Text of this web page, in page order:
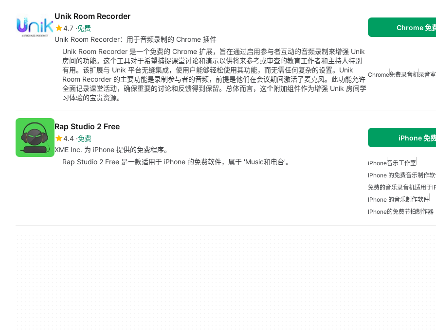
Unik Room Recorder
4.7 免费
Unik Room Recorder：用于音频录制的 Chrome 插件
Chrome 免
Unik Room Recorder 是一个免费的 Chrome 扩展，旨在通过启用参与者互动的音频录制来增强 Unik
房间的功能。这个工具对于希望捕捉课堂讨论和演示以供将来参考或审查的教育工作者和主持人特别
有用。该扩展与 Unik 平台无缝集成，使用户能够轻松使用其功能，而无需任何复杂的设置。Unik
Room Recorder 的主要功能是录制参与者的音频，前提是他们在会议期间激活了麦克风。此功能允许
全面记录课堂活动，确保重要的讨论和反馈得到保留。总体而言，这个附加组件作为增强 Unik 房间学
习体验的宝贵资源。
Chrome免费录音机录音
Rap Studio 2 Free
4.4 免费
XME Inc. 为 iPhone 提供的免费程序。
iPhone 免
Rap Studio 2 Free 是一款适用于 iPhone 的免费软件，属于 'Music和电台'。 iPhone音乐工作室
IPhone 的免费音乐制作
免费的音乐录音机适用于
IPhone 的音乐制作软件
IPhone的免费节拍制作器